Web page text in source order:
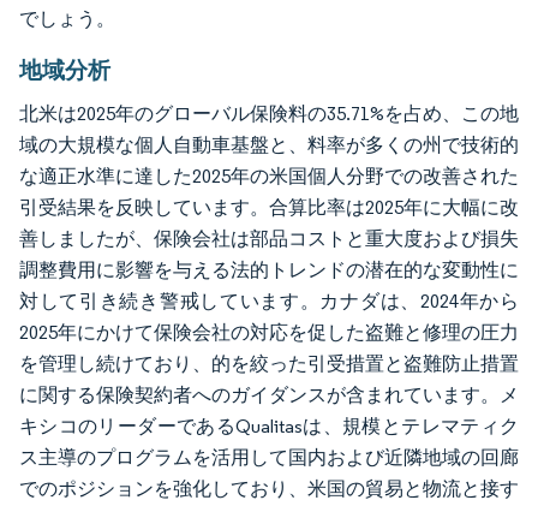
でしょう。
地域分析
北米は2025年のグローバル保険料の35.71%を占め、この地
域の大規模な個人自動車基盤と、料率が多くの州で技術的
な適正水準に達した2025年の米国個人分野での改善された
引受結果を反映しています。合算比率は2025年に大幅に改
善しましたが、保険会社は部品コストと重大度および損失
調整費用に影響を与える法的トレンドの潜在的な変動性に
対して引き続き警戒しています。カナダは、2024年から
2025年にかけて保険会社の対応を促した盗難と修理の圧力
を管理し続けており、的を絞った引受措置と盗難防止措置
に関する保険契約者へのガイダンスが含まれています。メ
キシコのリーダーであるQualitasは、規模とテレマティク
ス主導のプログラムを活用して国内および近隣地域の回廊
でのポジションを強化しており、米国の貿易と物流と接す